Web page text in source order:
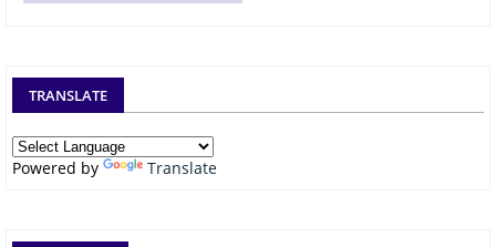
TRANSLATE
Powered by Translate